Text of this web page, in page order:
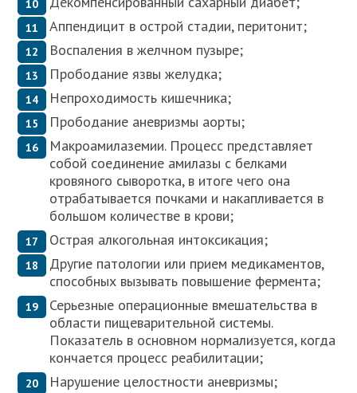
Аппендицит в острой стадии, перитонит;
Воспаления в желчном пузыре;
Прободание язвы желудка;
Непроходимость кишечника;
Прободание аневризмы аорты;
Макроамилаземии. Процесс представляет
собой соединение амилазы с белками
кровяного сыворотка, в итоге чего она
отрабатывается почками и накапливается в
большом количестве в крови;
Острая алкогольная интоксикация;
Другие патологии или прием медикаментов,
способных вызывать повышение фермента;
Серьезные операционные вмешательства в
области пищеварительной системы.
Показатель в основном нормализуется, когда
кончается процесс реабилитации;
Нарушение целостности аневризмы;